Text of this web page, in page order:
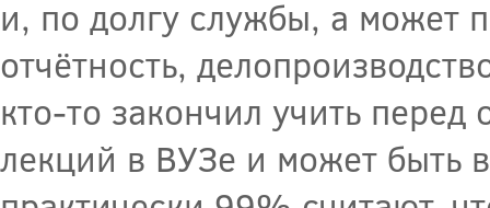
и, по долгу службы, а может
отчётность,
кто-то закончил учить
лекций в ВУЗе и может быть